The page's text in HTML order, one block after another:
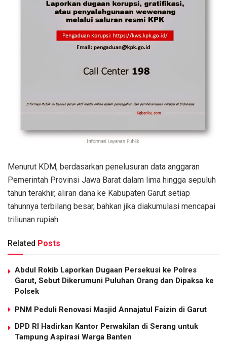
Menurut KDM, berdasarkan penelusuran data anggaran
Pemerintah Provinsi Jawa Barat dalam lima hingga sepuluh
tahun terakhir, aliran dana ke Kabupaten Garut setiap
tahunnya terbilang besar, bahkan jika diakumulasi mencapai
triliunan rupiah.
Related Posts
Abdul Rokib Laporkan Dugaan Persekusi ke Polres
Garut, Sebut Dikerumuni Puluhan Orang dan Dipaksa ke
Polsek
PNM Peduli Renovasi Masjid Annajatul Faizin di Garut
DPD RI Hadirkan Kantor Perwakilan di Serang untuk
Tampung Aspirasi Warga Banten